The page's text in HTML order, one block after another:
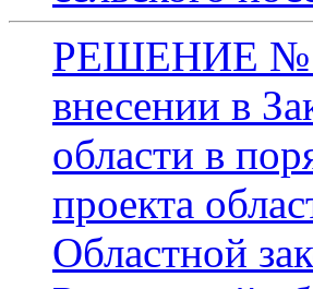
РЕШЕНИЕ №
внесении в
области в
проекта
Областной